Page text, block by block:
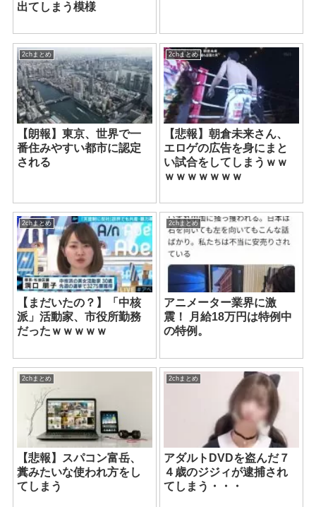
出てしまう模様
2chまとめ
【朗報】東京、世界で一
番住みやすい都市に認定
される
2chまとめ
【悲報】朝倉未来さん、
エロゲの広告を身にまと
い試合をしてしまうｗｗ
ｗｗｗｗｗｗｗ
2chまとめ
【まだいたの？】「中核
派」活動家、市役所勤務
だったｗｗｗｗｗ
2chまとめ
アニメーター業界に激
震！ 月給18万円は特例中
の特例。
2chまとめ
【悲報】スパコン富岳、
糞みたいな使われ方をし
てしまう
2chまとめ
アダルトDVDを盗んだ７
４歳のジジィが逮捕され
てしまう・・・